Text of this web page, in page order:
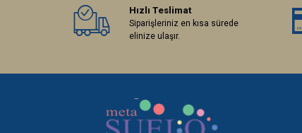
Hızlı Teslimat
Siparişleriniz en kısa sürede
elinize ulaşır.